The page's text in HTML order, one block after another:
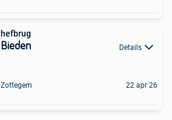
hefbrug
Bieden Details
Zottegem 22 apr 26